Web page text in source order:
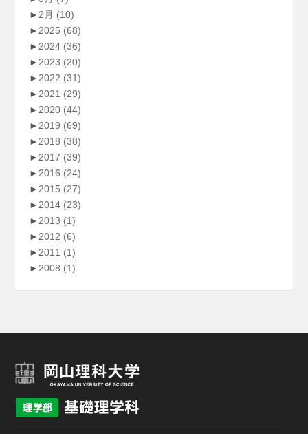
►2月 (10)
►2025 (68)
►2024 (36)
►2023 (20)
►2022 (31)
►2021 (29)
►2020 (44)
►2019 (69)
►2018 (38)
►2017 (39)
►2016 (24)
►2015 (27)
►2014 (23)
►2013 (1)
►2012 (6)
►2011 (1)
►2008 (1)